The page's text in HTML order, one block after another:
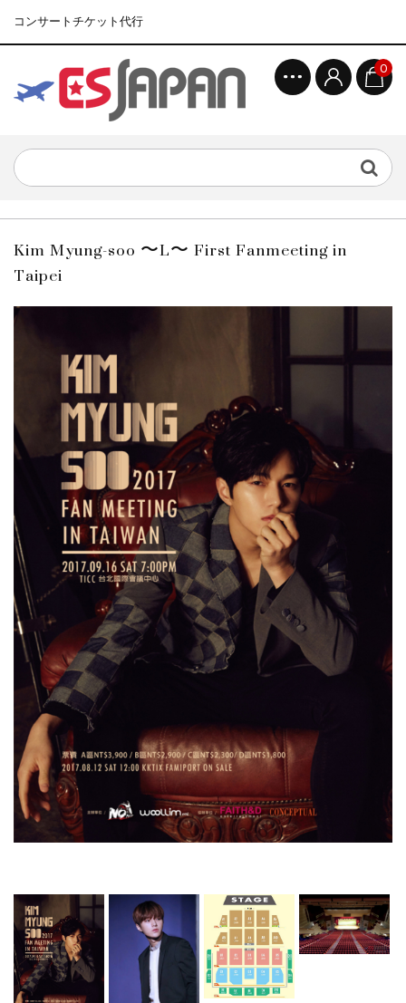
コンサートチケット代行
0
Kim Myung-soo 〜L〜 First Fanmeeting in
Taipei